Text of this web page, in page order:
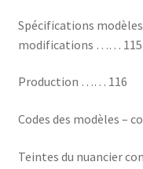
Spécifications
modifications …… 115
Production …… 116
Codes des modèles –
Teintes du nuancier